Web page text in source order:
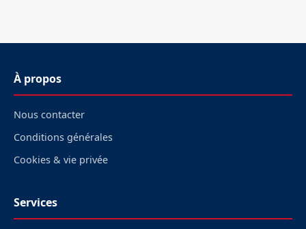
À propos
Nous contacter
Conditions générales
Cookies & vie privée
Services